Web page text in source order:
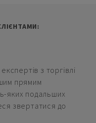
з торгівлі
прямим
яких подальших
звертатися до